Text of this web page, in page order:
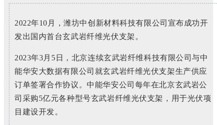
2022年10月，潍坊中创新材料科技有限公司宣布成功开
发出国内首台玄武岩纤维光伏支架。
2023年3月5日，北京连续玄武岩纤维科技有限公司与中
能华安大数据有限公司就玄武岩纤维光伏支架生产供应
订单签署合作协议。中能华安公司每年在北京玄武岩公
司采购5亿元各种型号玄武岩纤维光伏支架，用于光伏项
目建设开发。